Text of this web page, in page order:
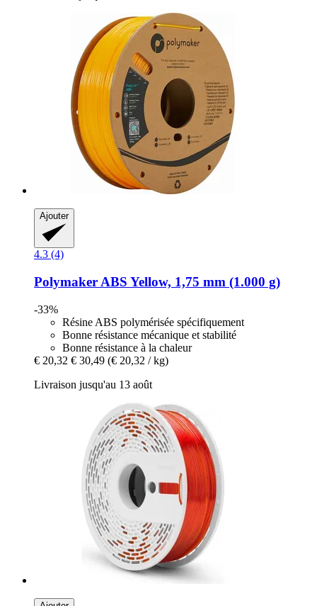
Ajouter
4.3 (4)
Polymaker ABS Yellow, 1,75 mm (1.000 g)
-33%
Résine ABS polymérisée spécifiquement
Bonne résistance mécanique et stabilité
Bonne résistance à la chaleur
€ 20,32 € 30,49 (€ 20,32 / kg)
Livraison jusqu'au 13 août